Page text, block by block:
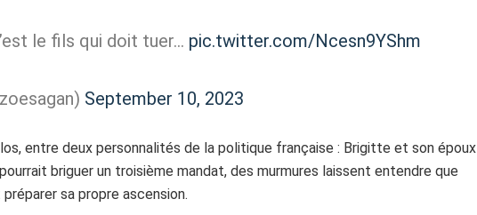
le fils qui doit tuer… pic.twitter.com/Ncesn9YShm
September 10, 2023
entre deux personnalités de la politique française : Brigitte et son époux
briguer un troisième mandat, des murmures laissent entendre que
sa propre ascension.